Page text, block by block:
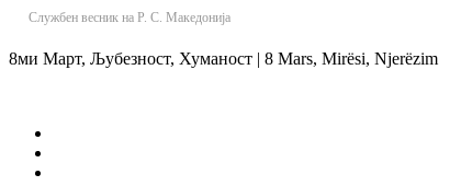
Службен весник на Р. С. Македонија
8ми Март, Љубезност, Хуманост | 8 Mars, Mirësi, Njerëzim